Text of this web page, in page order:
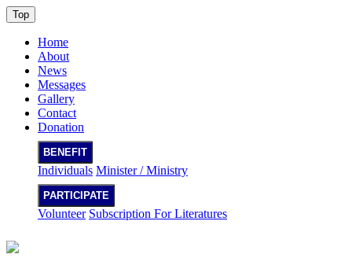
Top
Home
About
News
Messages
Gallery
Contact
Donation
BENEFIT
Individuals Minister / Ministry
PARTICIPATE
Volunteer Subscription For Literatures